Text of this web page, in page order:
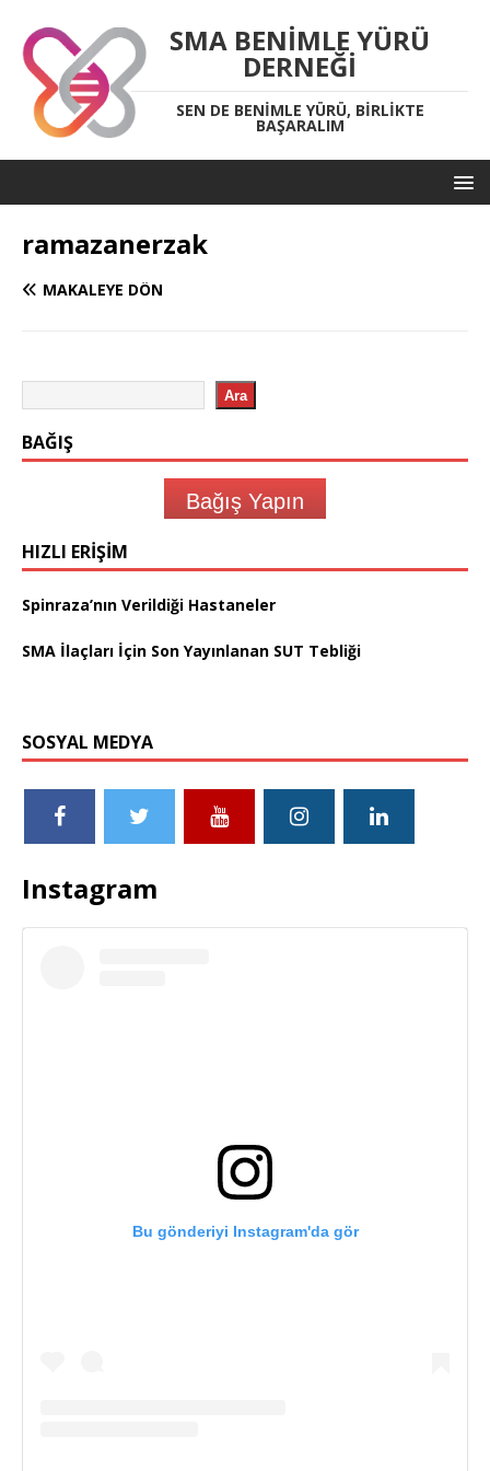
SMA BENIMLE YÜRÜ
DERNEĞI
SEN DE BENIMLE YÜRÜ, BIRLIKTE
BAŞARALIM
ramazanerzak
MAKALEYE DÖN
Ara
BAĞIŞ
Bağış Yapın
HIZLI ERIŞIM
Spinraza’nın Verildiği Hastaneler
SMA İlaçları İçin Son Yayınlanan SUT Tebliği
SOSYAL MEDYA
Instagram
Bu gönderiyi Instagram'da gör